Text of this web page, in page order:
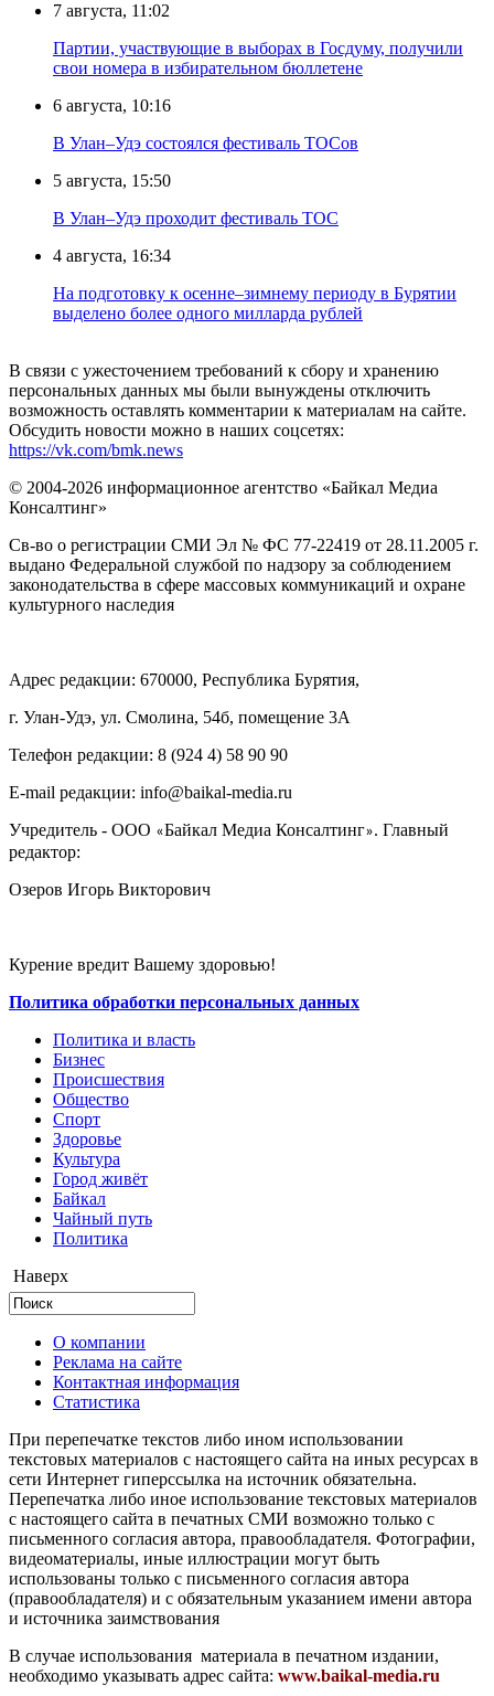
7 августа, 11:02
Партии, участвующие в выборах в Госдуму, получили
свои номера в избирательном бюллетене
6 августа, 10:16
В Улан–Удэ состоялся фестиваль ТОСов
5 августа, 15:50
В Улан–Удэ проходит фестиваль ТОС
4 августа, 16:34
На подготовку к осенне–зимнему периоду в Бурятии
выделено более одного милларда рублей
В связи с ужесточением требований к сбору и хранению
персональных данных мы были вынуждены отключить
возможность оставлять комментарии к материалам на сайте.
Обсудить новости можно в наших соцсетях:
https://vk.com/bmk.news
© 2004-2026 информационное агентство «Байкал Медиа
Консалтинг»
Св-во о регистрации СМИ Эл № ФС 77-22419 от 28.11.2005 г.
выдано Федеральной службой по надзору за соблюдением
законодательства в сфере массовых коммуникаций и охране
культурного наследия
Адрес редакции: 670000, Республика Бурятия,
г. Улан-Удэ, ул. Смолина, 54б, помещение 3А
Телефон редакции: ‎‎8 (924 4) 58 90 90
E-mail редакции: info@baikal-media.ru
Учредитель - ООО «Байкал Медиа Консалтинг». Главный
редактор:
Озеров Игорь Викторович
Курение вредит Вашему здоровью!
Политика обработки персональных данных
Политика и власть
Бизнес
Происшествия
Общество
Cпорт
Здоровье
Культура
Город живёт
Байкал
Чайный путь
Политика
Наверх
О компании
Реклама на сайте
Контактная информация
Статистика
При перепечатке текстов либо ином использовании
текстовых материалов с настоящего сайта на иных ресурсах в
сети Интернет гиперссылка на источник обязательна.
Перепечатка либо иное использование текстовых материалов
с настоящего сайта в печатных СМИ возможно только с
письменного согласия автора, правообладателя. Фотографии,
видеоматериалы, иные иллюстрации могут быть
использованы только с письменного согласия автора
(правообладателя) и с обязательным указанием имени автора
и источника заимствования
В случае использования материала в печатном издании,
необходимо указывать адрес сайта: www.baikal-media.ru